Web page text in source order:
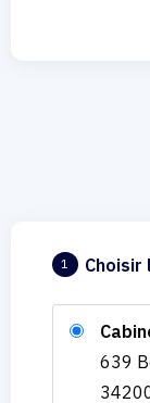
1 Choisir
639